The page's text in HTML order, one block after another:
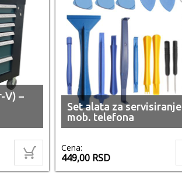
V) –
Set alata za servisiranje
mob. telefona
Cena:
449,00 RSD